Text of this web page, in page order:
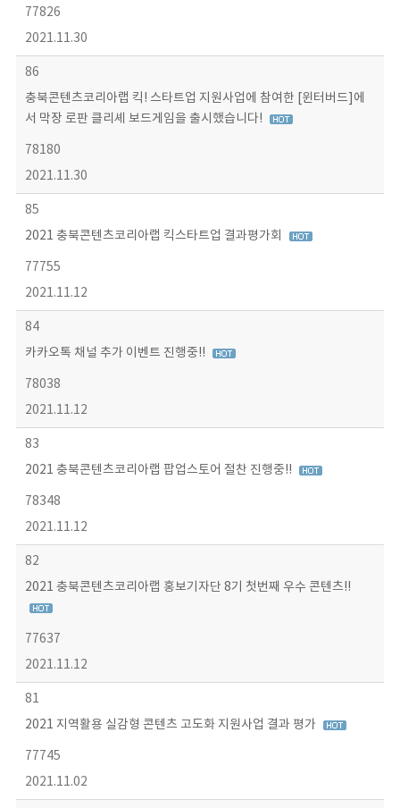
77826
2021.11.30
86
충북콘텐츠코리아랩 킥! 스타트업 지원사업에 참여한 [윈터버드]에
서 막장 로판 클리셰 보드게임을 출시했습니다!
78180
2021.11.30
85
2021 충북콘텐츠코리아랩 킥스타트업 결과평가회
77755
2021.11.12
84
카카오톡 채널 추가 이벤트 진행중!!
78038
2021.11.12
83
2021 충북콘텐츠코리아랩 팝업스토어 절찬 진행중!!
78348
2021.11.12
82
2021 충북콘텐츠코리아랩 홍보기자단 8기 첫번째 우수 콘텐츠!!
77637
2021.11.12
81
2021 지역활용 실감형 콘텐츠 고도화 지원사업 결과 평가
77745
2021.11.02